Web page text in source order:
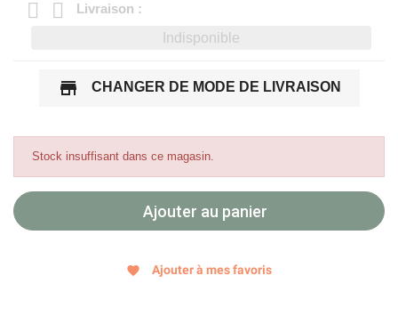
Livraison :
Indisponible
store CHANGER DE MODE DE LIVRAISON
Stock insuffisant dans ce magasin.
Ajouter au panier
favorite Ajouter à mes favoris